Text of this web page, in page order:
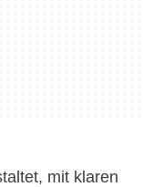
mit klaren